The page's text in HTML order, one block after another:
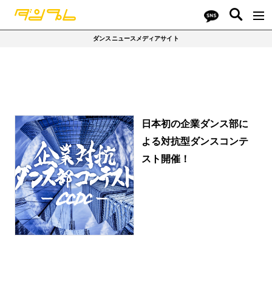
ダンスニュースメディアサイト
日本初の企業ダンス部に
よる対抗型ダンスコンテ
スト開催！